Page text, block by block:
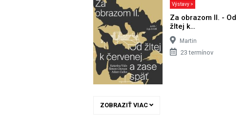
Výstavy >
Za obrazom II. - Od
žltej k…
Martin
23 termínov
ZOBRAZIŤ VIAC